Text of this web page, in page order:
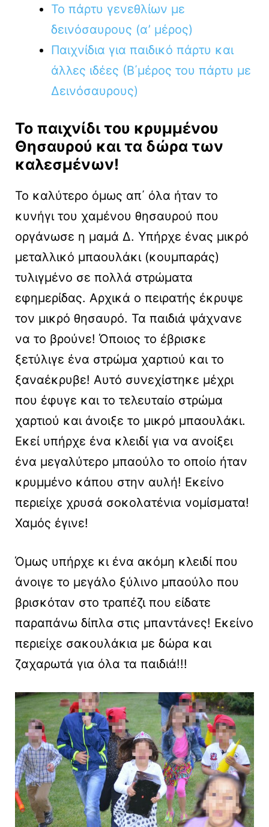
Το πάρτυ γενεθλίων με
δεινόσαυρους (α’ μέρος)
Παιχνίδια για παιδικό πάρτυ και
άλλες ιδέες (Β΄μέρος του πάρτυ με
Δεινόσαυρους)
Το παιχνίδι του κρυμμένου
Θησαυρού και τα δώρα των
καλεσμένων!
Το καλύτερο όμως απ΄ όλα ήταν το
κυνήγι του χαμένου θησαυρού που
οργάνωσε η μαμά Δ. Υπήρχε ένας μικρό
μεταλλικό μπαουλάκι (κουμπαράς)
τυλιγμένο σε πολλά στρώματα
εφημερίδας. Αρχικά ο πειρατής έκρυψε
τον μικρό θησαυρό. Τα παιδιά ψάχνανε
να το βρούνε! Όποιος το έβρισκε
ξετύλιγε ένα στρώμα χαρτιού και το
ξαναέκρυβε! Αυτό συνεχίστηκε μέχρι
που έφυγε και το τελευταίο στρώμα
χαρτιού και άνοιξε το μικρό μπαουλάκι.
Εκεί υπήρχε ένα κλειδί για να ανοίξει
ένα μεγαλύτερο μπαούλο το οποίο ήταν
κρυμμένο κάπου στην αυλή! Εκείνο
περιείχε χρυσά σοκολατένια νομίσματα!
Χαμός έγινε!
Όμως υπήρχε κι ένα ακόμη κλειδί που
άνοιγε το μεγάλο ξύλινο μπαούλο που
βρισκόταν στο τραπέζι που είδατε
παραπάνω δίπλα στις μπαντάνες! Εκείνο
περιείχε σακουλάκια με δώρα και
ζαχαρωτά για όλα τα παιδιά!!!